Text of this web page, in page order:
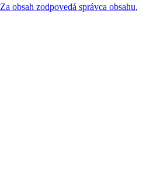
Za obsah zodpovedá správca obsahu,